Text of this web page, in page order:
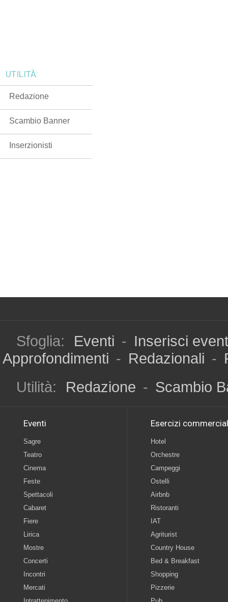
UTILITÀ:
Redazione
Scambio Banner
Inserzionisti
Sfoglia: Eventi - Inserisci
Approfondimenti - Redazionali -
Utilità:
Redazione - Scambio
Eventi
Sagre
Teatro
Cinema
Feste
Spettacoli
Cabaret
Fiere
Lirica
Mostre
Concerti
Incontri
Mercati
Esercizi
Hotel
Orchestre
Campeggi
Ostelli
Airbnb
Ristoranti
IAT
Agriturist
Country House
Bed & Breakfast
Shopping
Pizzerie